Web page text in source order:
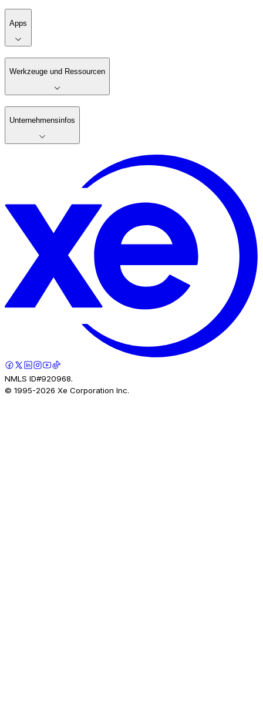
Apps
Werkzeuge und Ressourcen
Unternehmensinfos
NMLS ID#920968.
© 1995-2026 Xe Corporation Inc.